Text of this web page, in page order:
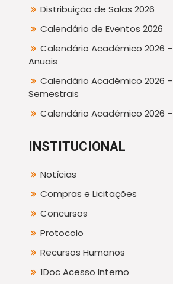
Distribuição de Salas 2026
Calendário de Eventos 2026
Calendário Acadêmico 2026
Anuais
Calendário Acadêmico 2026
Semestrais
Calendário Acadêmico 2026
INSTITUCIONAL
Notícias
Compras e Licitações
Concursos
Protocolo
Recursos Humanos
1Doc Acesso Interno